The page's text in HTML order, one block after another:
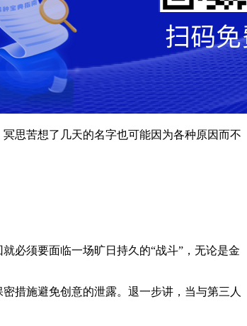
思苦想了几天的名字也可能因为各种原因而不
必须要面临一场旷日持久的“战斗”，无论是金
措施避免创意的泄露。退一步讲，当与第三人